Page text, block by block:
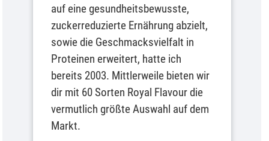
auf eine gesundheitsbewusste,
zuckerreduzierte Ernährung abzielt,
sowie die Geschmacksvielfalt in
Proteinen erweitert, hatte ich
bereits 2003. Mittlerweile bieten wir
dir mit 60 Sorten Royal Flavour die
vermutlich größte Auswahl auf dem
Markt.